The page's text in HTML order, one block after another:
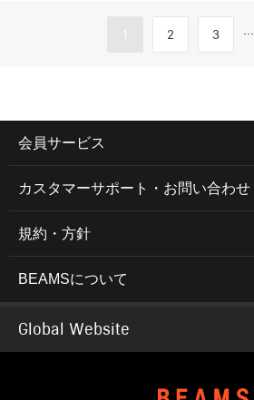
1 2 3 ...
会員サービス
カスタマーサポート・お問い合わせ
規約・方針
BEAMSについて
Global Website